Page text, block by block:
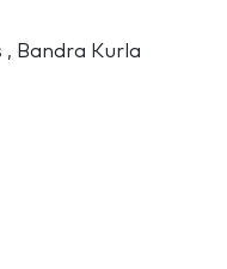
, Bandra Kurla